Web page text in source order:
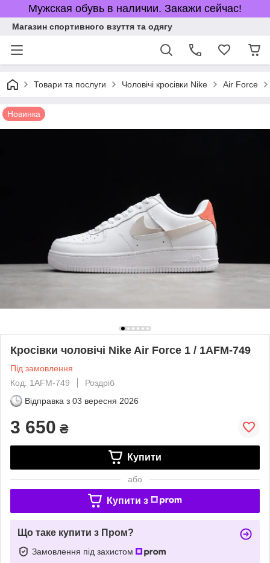
Мужская обувь в наличии. Закажи сейчас!
Магазин спортивного взуття та одягу
Товари та послуги Чоловічі кросівки Nike Air Force
Новинка
Кросівки чоловічі Nike Air Force 1 / 1AFM-749
Під замовлення
Код: 1AFM-749
Роздріб
Відправка з 03 вересня 2026
3 650 ₴
Купити
або
Купити з
Що таке купити з Пром?
Замовлення під захистом